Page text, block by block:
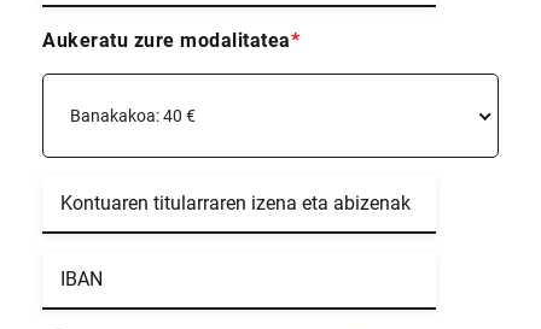
Aukeratu zure modalitatea*
Banakakoa: 40 €